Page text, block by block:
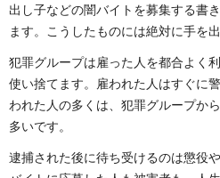
出し子などの闇バイトを募集する書
ます。こうしたものには絶対に手を
犯罪グループは雇った人を都合よく
使い捨てます。雇われた人はすぐに
われた人の多くは、犯罪グループか
多いです。
逮捕された後に待ち受けるのは懲役